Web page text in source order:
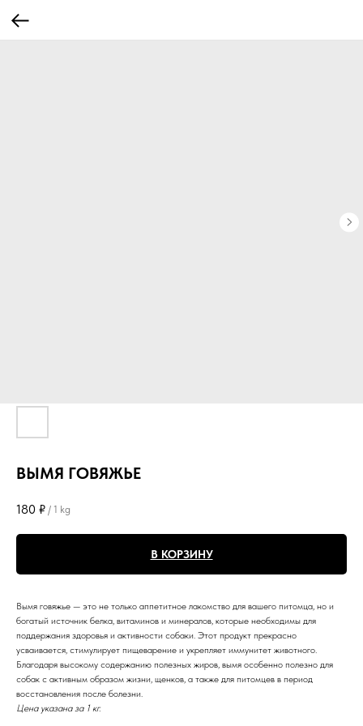
ВЫМЯ ГОВЯЖЬЕ
180 ₽ / 1 kg
В КОРЗИНУ
Вымя говяжье — это не только аппетитное лакомство для вашего питомца, но и
богатый источник белка, витаминов и минералов, которые необходимы для
поддержания здоровья и активности собаки. Этот продукт прекрасно
усваивается, стимулирует пищеварение и укрепляет иммунитет животного.
Благодаря высокому содержанию полезных жиров, вымя особенно полезно для
собак с активным образом жизни, щенков, а также для питомцев в период
восстановления после болезни.
Цена указана за 1 кг.